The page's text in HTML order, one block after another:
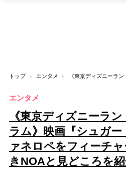
トップ エンタメ
エンタメ
《東京ディズニーラ
ラム》映画『シュガ
ァネロペをフィーチ
きNOAと見どころを